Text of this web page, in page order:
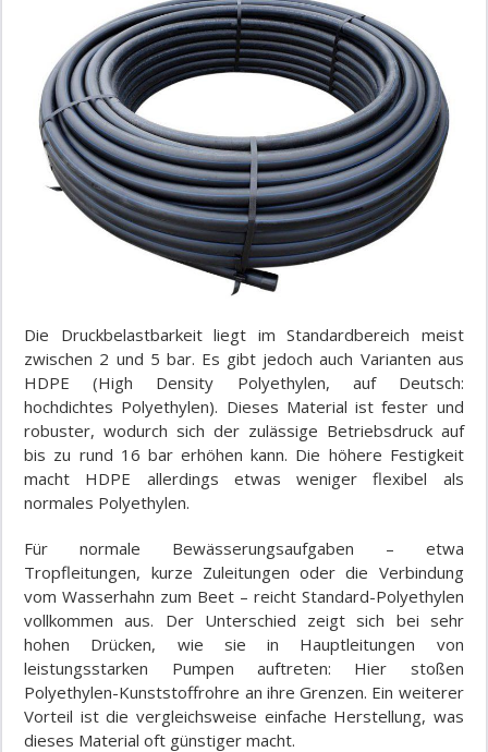
Die Druckbelastbarkeit liegt im Standardbereich meist
zwischen 2 und 5 bar. Es gibt jedoch auch Varianten aus
HDPE (High Density Polyethylen, auf Deutsch:
hochdichtes Polyethylen). Dieses Material ist fester und
robuster, wodurch sich der zulässige Betriebsdruck auf
bis zu rund 16 bar erhöhen kann. Die höhere Festigkeit
macht HDPE allerdings etwas weniger flexibel als
normales Polyethylen.
Für normale Bewässerungsaufgaben – etwa
Tropfleitungen, kurze Zuleitungen oder die Verbindung
vom Wasserhahn zum Beet – reicht Standard-Polyethylen
vollkommen aus. Der Unterschied zeigt sich bei sehr
hohen Drücken, wie sie in Hauptleitungen von
leistungsstarken Pumpen auftreten: Hier stoßen
Polyethylen-Kunststoffrohre an ihre Grenzen. Ein weiterer
Vorteil ist die vergleichsweise einfache Herstellung, was
dieses Material oft günstiger macht.